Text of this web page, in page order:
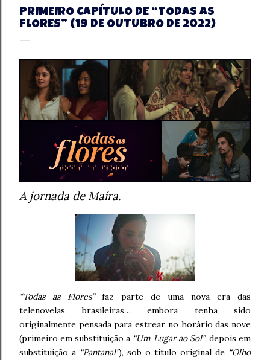
PRIMEIRO CAPÍTULO DE “TODAS AS
FLORES” (19 DE OUTUBRO DE 2022)
A jornada de Maíra.
“Todas as Flores”faz parte de uma nova era das
telenovelas brasileiras… embora tenha sido
originalmente pensada para estrear no horário das nove
(primeiro em substituição a “Um Lugar ao Sol”, depois em
substituição a “Pantanal”), sob o título original de “Olho